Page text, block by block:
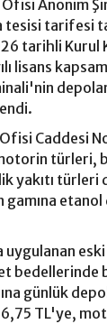
Anonim
tesisi tarifesi
tarihli Kurul
lisans
Caddesi
türleri,
yakıtı türleri
etanol
bedellerinde
günlük
TL'ye,